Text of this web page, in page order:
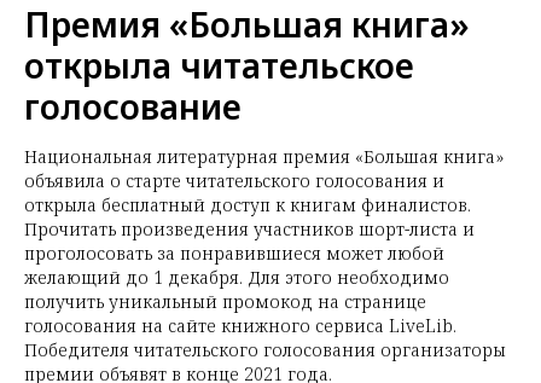
Премия «Большая книга»
открыла читательское
голосование
Национальная литературная премия «Большая книга»
объявила о старте читательского голосования и
открыла бесплатный доступ к книгам финалистов.
Прочитать произведения участников шорт-листа и
проголосовать за понравившиеся может любой
желающий до 1 декабря. Для этого необходимо
получить уникальный промокод на странице
голосования на сайте книжного сервиса LiveLib.
Победителя читательского голосования организаторы
премии объявят в конце 2021 года.